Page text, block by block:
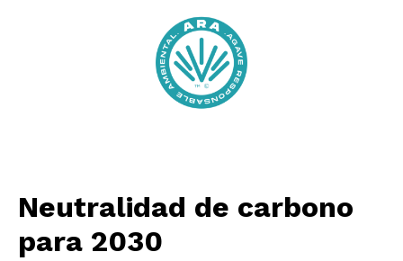
Neutralidad de carbono
para 2030